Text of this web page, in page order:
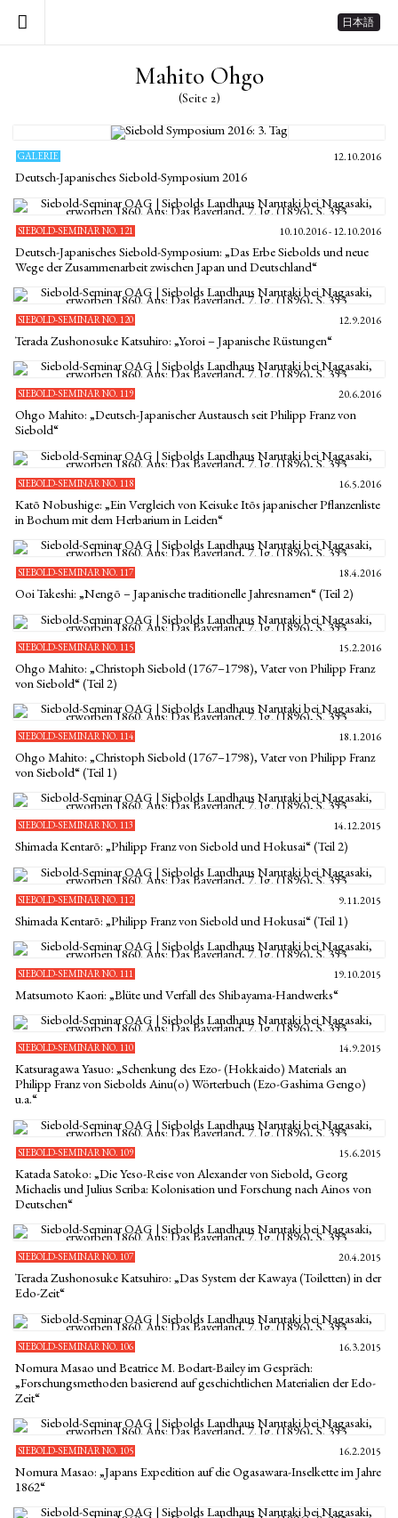
日本語
Mahito Ohgo
(Seite 2)
GALERIE 12.10.2016
Deutsch-Japanisches Siebold-Symposium 2016
SIEBOLD-SEMINAR NO. 121 10.10.2016 - 12.10.2016
Deutsch-Japanisches Siebold-Symposium: „Das Erbe Siebolds und neue
Wege der Zusammenarbeit zwischen Japan und Deutschland“
SIEBOLD-SEMINAR NO. 120 12.9.2016
Terada Zushonosuke Katsuhiro: „Yoroi – Japanische Rüstungen“
SIEBOLD-SEMINAR NO. 119 20.6.2016
Ohgo Mahito: „Deutsch-Japanischer Austausch seit Philipp Franz von
Siebold“
SIEBOLD-SEMINAR NO. 118 16.5.2016
Katō Nobushige: „Ein Vergleich von Keisuke Itōs japanischer Pflanzenliste
in Bochum mit dem Herbarium in Leiden“
SIEBOLD-SEMINAR NO. 117 18.4.2016
Ooi Takeshi: „Nengō – Japanische traditionelle Jahresnamen“ (Teil 2)
SIEBOLD-SEMINAR NO. 115 15.2.2016
Ohgo Mahito: „Christoph Siebold (1767–1798), Vater von Philipp Franz
von Siebold“ (Teil 2)
SIEBOLD-SEMINAR NO. 114 18.1.2016
Ohgo Mahito: „Christoph Siebold (1767–1798), Vater von Philipp Franz
von Siebold“ (Teil 1)
SIEBOLD-SEMINAR NO. 113 14.12.2015
Shimada Kentarō: „Philipp Franz von Siebold und Hokusai“ (Teil 2)
SIEBOLD-SEMINAR NO. 112 9.11.2015
Shimada Kentarō: „Philipp Franz von Siebold und Hokusai“ (Teil 1)
SIEBOLD-SEMINAR NO. 111 19.10.2015
Matsumoto Kaori: „Blüte und Verfall des Shibayama-Handwerks“
SIEBOLD-SEMINAR NO. 110 14.9.2015
Katsuragawa Yasuo: „Schenkung des Ezo- (Hokkaido) Materials an
Philipp Franz von Siebolds Ainu(o) Wörterbuch (Ezo-Gashima Gengo)
u.a.“
SIEBOLD-SEMINAR NO. 109 15.6.2015
Katada Satoko: „Die Yeso-Reise von Alexander von Siebold, Georg
Michaelis und Julius Scriba: Kolonisation und Forschung nach Ainos von
Deutschen“
SIEBOLD-SEMINAR NO. 107 20.4.2015
Terada Zushonosuke Katsuhiro: „Das System der Kawaya (Toiletten) in der
Edo-Zeit“
SIEBOLD-SEMINAR NO. 106 16.3.2015
Nomura Masao und Beatrice M. Bodart-Bailey im Gespräch:
„Forschungsmethoden basierend auf geschichtlichen Materialien der Edo-
Zeit“
SIEBOLD-SEMINAR NO. 105 16.2.2015
Nomura Masao: „Japans Expedition auf die Ogasawara-Inselkette im Jahre
1862“